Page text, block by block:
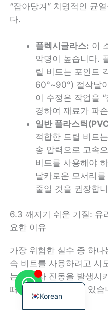
“잡아당겨” 치명적인 균
다.
플렉시글라스: 이
악명이 높습니다.
릴 비트는 포인트
60°~90°) 절삭날
이 수정은 작업을
경하여 재료가 파
일반 플라스틱
적합한 드릴 비트
송 압력으로 고속
비트를 사용해야
날카로운 모서리
줄일 것을 권장합
6.3 깨지기 쉬운 기질: 유
요한 이유
가장 위험한 실수 중 하
속 비트를 사용하려고 시
는 고주파 진동을 발생시
때문에 즉시 깨질 수 있습
Korean
English
Turkish
Spanish
Italian
Russian
Japanese
German
French